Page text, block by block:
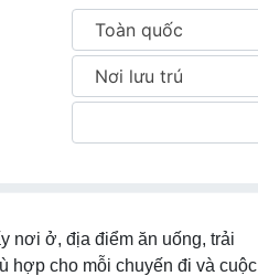
Toàn quốc
Nơi lưu trú
nơi ở, địa điểm ăn uống, trải
hợp cho mỗi chuyến đi và cuộc